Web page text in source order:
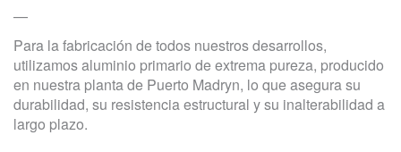
—
Para la fabricación de todos nuestros desarrollos,
utilizamos aluminio primario de extrema pureza, producido
en nuestra planta de Puerto Madryn, lo que asegura su
durabilidad, su resistencia estructural y su inalterabilidad a
largo plazo.